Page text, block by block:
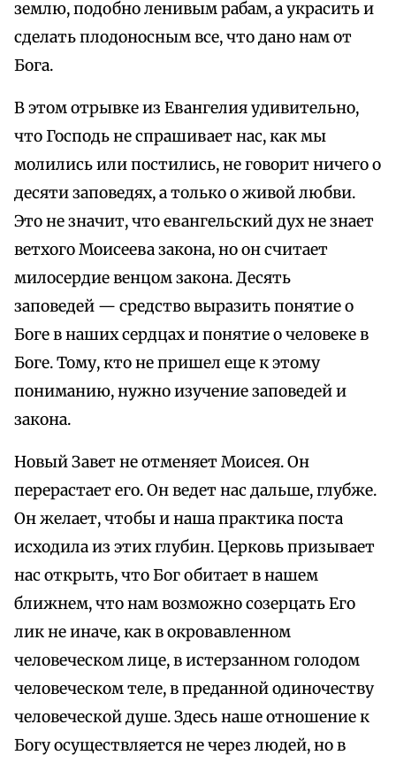
землю, подобно ленивым рабам, а украсить и
сделать плодоносным все, что дано нам от
Бога.
В этом отрывке из Евангелия удивительно,
что Господь не спрашивает нас, как мы
молились или постились, не говорит ничего о
десяти заповедях, а только о живой любви.
Это не значит, что евангельский дух не знает
ветхого Моисеева закона, но он считает
милосердие венцом закона. Десять
заповедей — средство выразить понятие о
Боге в наших сердцах и понятие о человеке в
Боге. Тому, кто не пришел еще к этому
пониманию, нужно изучение заповедей и
закона.
Новый Завет не отменяет Моисея. Он
перерастает его. Он ведет нас дальше, глубже.
Он желает, чтобы и наша практика поста
исходила из этих глубин. Церковь призывает
нас открыть, что Бог обитает в нашем
ближнем, что нам возможно созерцать Его
лик не иначе, как в окровавленном
человеческом лице, в истерзанном голодом
человеческом теле, в преданной одиночеству
человеческой душе. Здесь наше отношение к
Богу осуществляется не через людей, но в